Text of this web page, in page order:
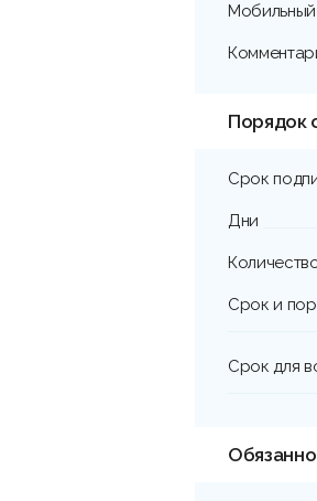
Мобильный
Порядок
Срок
Дни
Срок и
Срок для